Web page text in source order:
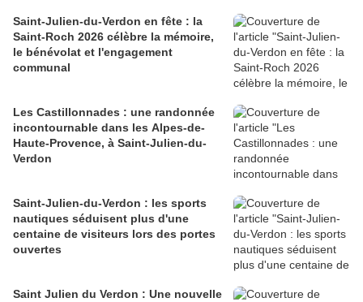
Saint-Julien-du-Verdon en fête : la
Saint-Roch 2026 célèbre la mémoire,
le bénévolat et l'engagement
communal
Les Castillonnades : une randonnée
incontournable dans les Alpes-de-
Haute-Provence, à Saint-Julien-du-
Verdon
Saint-Julien-du-Verdon : les sports
nautiques séduisent plus d'une
centaine de visiteurs lors des portes
ouvertes
Saint Julien du Verdon : Une nouvelle